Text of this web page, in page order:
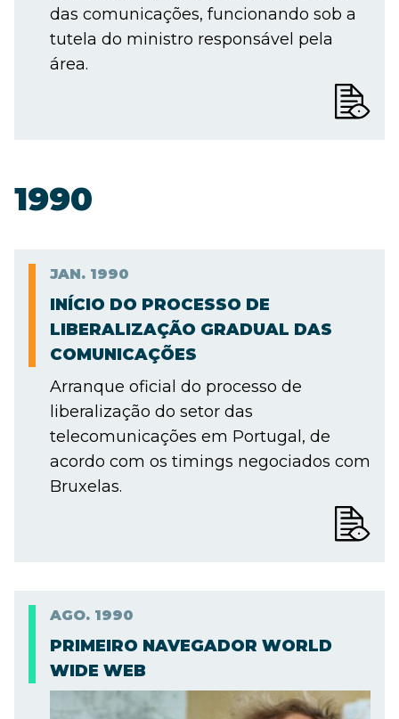
das comunicações, funcionando sob a
tutela do ministro responsável pela
área.
1990
JAN. 1990
INÍCIO DO PROCESSO DE
LIBERALIZAÇÃO GRADUAL DAS
COMUNICAÇÕES
Arranque oficial do processo de
liberalização do setor das
telecomunicações em Portugal, de
acordo com os timings negociados com
Bruxelas.
AGO. 1990
PRIMEIRO NAVEGADOR WORLD
WIDE WEB